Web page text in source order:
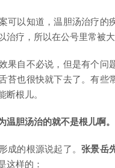
可以知道，温胆汤治疗
治疗，所以在公号里常被大
果自不必说，但是有个问
苔也很快就下去了。有些
断根儿。
温胆汤治的就不是根儿啊。
成的根源说起了。张景岳
这样的：